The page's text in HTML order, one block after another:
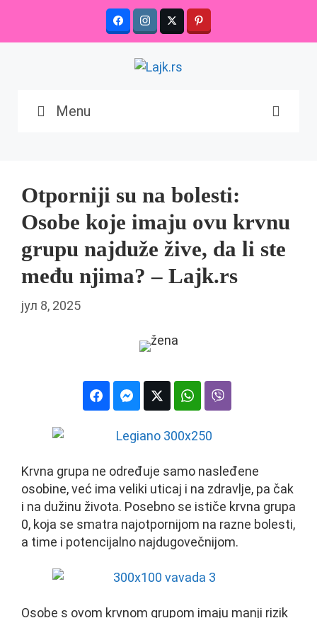
content
Menu
Otporniji su na bolesti:
Osobe koje imaju ovu krvnu
grupu najduže žive, da li ste
među njima? – Lajk.rs
јул 8, 2025
Krvna grupa ne određuje samo nasleđene
osobine, već ima veliki uticaj i na zdravlje, pa čak
i na dužinu života. Posebno se ističe krvna grupa
0, koja se smatra najotpornijom na razne bolesti,
a time i potencijalno najdugovečnijom.
Osobe s ovom krvnom grupom imaju manji rizik